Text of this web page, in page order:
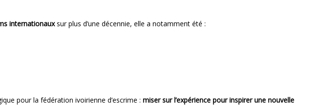
internationauxsur plus d’une décennie, elle a notamment été :
pour la fédération ivoirienne d’escrime : miser sur l’expérience pour inspirer une nouvelle